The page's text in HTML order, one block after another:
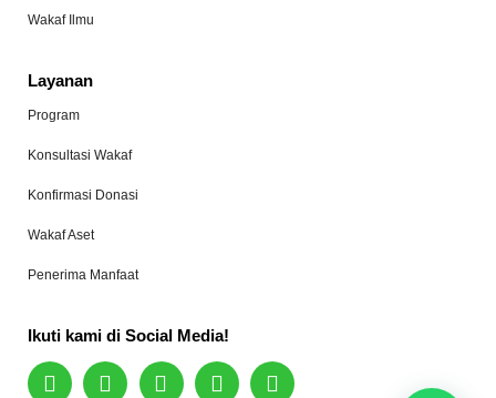
Wakaf Ilmu
Layanan
Program
Konsultasi Wakaf
Konfirmasi Donasi
Wakaf Aset
Penerima Manfaat
Ikuti kami di Social Media!